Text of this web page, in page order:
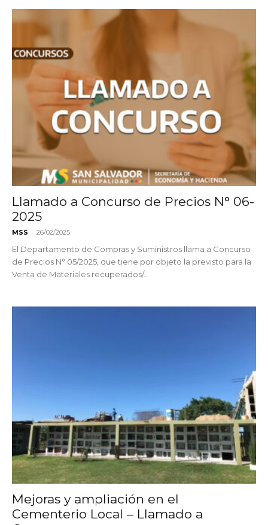
Llamado a Concurso de Precios N° 06-
2025
MSS - 26/02/2025
El Departamento de Compras y Suministros llama a Concurso
de Precios N° 05/2025, que tiene por objeto la previsto para la
Venta de Materiales recuperados/...
Mejoras y ampliación en el
Cementerio Local – Llamado a